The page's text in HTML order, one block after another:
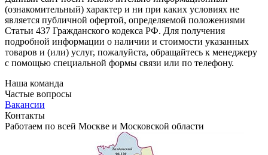
(ознакомительный) характер и ни при каких условиях не
является публичной офертой, определяемой положениями
Статьи 437 Гражданского кодекса РФ. Для получения
подробной информации о наличии и стоимости указанных
товаров и (или) услуг, пожалуйста, обращайтесь к менеджеру
с помощью специальной формы связи или по телефону.
Наша команда
Частые вопросы
Вакансии
Контакты
Работаем по всей Москве и Московской области